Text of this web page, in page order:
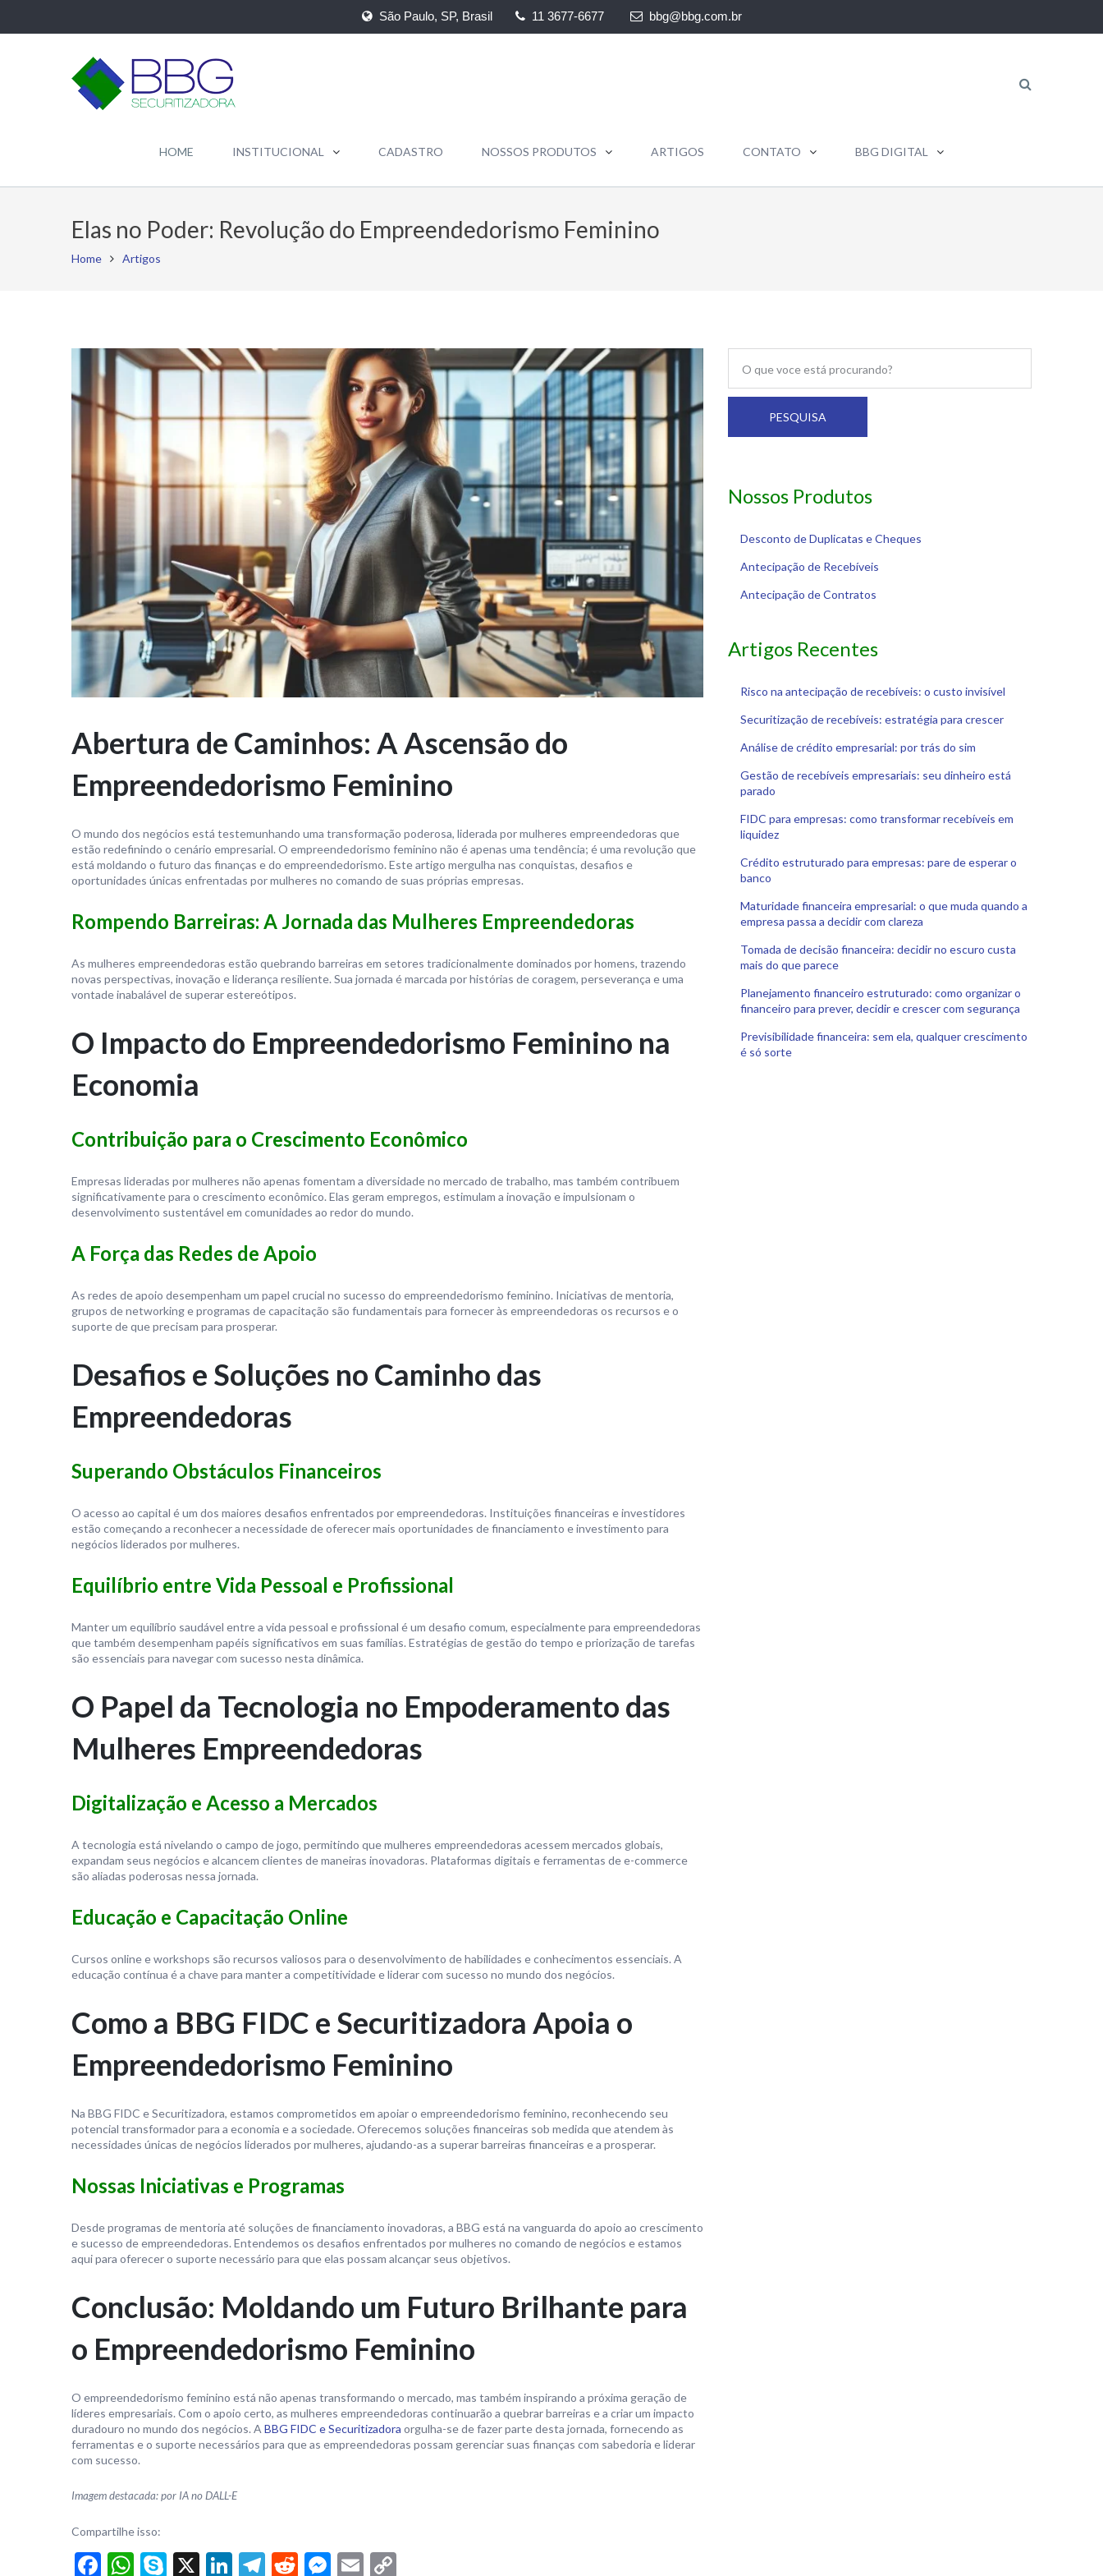
São Paulo, SP, Brasil 11 3677-6677 bbg@bbg.com.br
HOME INSTITUCIONAL CADASTRO NOSSOS PRODUTOS ARTIGOS CONTATO BBG DIGITAL
Elas no Poder: Revolução do Empreendedorismo Feminino
Home Artigos
Abertura de Caminhos: A Ascensão do
Empreendedorismo Feminino
O mundo dos negócios está testemunhando uma transformação poderosa, liderada por mulheres empreendedoras que
estão redefinindo o cenário empresarial. O empreendedorismo feminino não é apenas uma tendência; é uma revolução que
está moldando o futuro das finanças e do empreendedorismo. Este artigo mergulha nas conquistas, desafios e
oportunidades únicas enfrentadas por mulheres no comando de suas próprias empresas.
Rompendo Barreiras: A Jornada das Mulheres Empreendedoras
As mulheres empreendedoras estão quebrando barreiras em setores tradicionalmente dominados por homens, trazendo
novas perspectivas, inovação e liderança resiliente. Sua jornada é marcada por histórias de coragem, perseverança e uma
vontade inabalável de superar estereótipos.
O Impacto do Empreendedorismo Feminino na
Economia
Contribuição para o Crescimento Econômico
Empresas lideradas por mulheres não apenas fomentam a diversidade no mercado de trabalho, mas também contribuem
significativamente para o crescimento econômico. Elas geram empregos, estimulam a inovação e impulsionam o
desenvolvimento sustentável em comunidades ao redor do mundo.
A Força das Redes de Apoio
As redes de apoio desempenham um papel crucial no sucesso do empreendedorismo feminino. Iniciativas de mentoria,
grupos de networking e programas de capacitação são fundamentais para fornecer às empreendedoras os recursos e o
suporte de que precisam para prosperar.
Desafios e Soluções no Caminho das
Empreendedoras
Superando Obstáculos Financeiros
O acesso ao capital é um dos maiores desafios enfrentados por empreendedoras. Instituições financeiras e investidores
estão começando a reconhecer a necessidade de oferecer mais oportunidades de financiamento e investimento para
negócios liderados por mulheres.
Equilíbrio entre Vida Pessoal e Profissional
Manter um equilíbrio saudável entre a vida pessoal e profissional é um desafio comum, especialmente para empreendedoras
que também desempenham papéis significativos em suas famílias. Estratégias de gestão do tempo e priorização de tarefas
são essenciais para navegar com sucesso nesta dinâmica.
O Papel da Tecnologia no Empoderamento das
Mulheres Empreendedoras
Digitalização e Acesso a Mercados
A tecnologia está nivelando o campo de jogo, permitindo que mulheres empreendedoras acessem mercados globais,
expandam seus negócios e alcancem clientes de maneiras inovadoras. Plataformas digitais e ferramentas de e-commerce
são aliadas poderosas nessa jornada.
Educação e Capacitação Online
Cursos online e workshops são recursos valiosos para o desenvolvimento de habilidades e conhecimentos essenciais. A
educação contínua é a chave para manter a competitividade e liderar com sucesso no mundo dos negócios.
Como a BBG FIDC e Securitizadora Apoia o
Empreendedorismo Feminino
Na BBG FIDC e Securitizadora, estamos comprometidos em apoiar o empreendedorismo feminino, reconhecendo seu
potencial transformador para a economia e a sociedade. Oferecemos soluções financeiras sob medida que atendem às
necessidades únicas de negócios liderados por mulheres, ajudando-as a superar barreiras financeiras e a prosperar.
Nossas Iniciativas e Programas
Desde programas de mentoria até soluções de financiamento inovadoras, a BBG está na vanguarda do apoio ao crescimento
e sucesso de empreendedoras. Entendemos os desafios enfrentados por mulheres no comando de negócios e estamos
aqui para oferecer o suporte necessário para que elas possam alcançar seus objetivos.
Conclusão: Moldando um Futuro Brilhante para
o Empreendedorismo Feminino
O empreendedorismo feminino está não apenas transformando o mercado, mas também inspirando a próxima geração de
líderes empresariais. Com o apoio certo, as mulheres empreendedoras continuarão a quebrar barreiras e a criar um impacto
duradouro no mundo dos negócios. A BBG FIDC e Securitizadora orgulha-se de fazer parte desta jornada, fornecendo as
ferramentas e o suporte necessários para que as empreendedoras possam gerenciar suas finanças com sabedoria e liderar
com sucesso.
Imagem destacada: por IA no DALL-E
Compartilhe isso:
Facebook
WhatsApp
Skype
X LinkedIn
Telegram
RedditMessenger
Email
PESQUISA
Nossos Produtos
Desconto de Duplicatas e Cheques
Antecipação de Recebíveis
Antecipação de Contratos
Artigos Recentes
Risco na antecipação de recebíveis: o custo invisível
Securitização de recebíveis: estratégia para crescer
Análise de crédito empresarial: por trás do sim
Gestão de recebíveis empresariais: seu dinheiro está
parado
FIDC para empresas: como transformar recebíveis em
liquidez
Crédito estruturado para empresas: pare de esperar o
banco
Maturidade financeira empresarial: o que muda quando a
empresa passa a decidir com clareza
Tomada de decisão financeira: decidir no escuro custa
mais do que parece
Planejamento financeiro estruturado: como organizar o
financeiro para prever, decidir e crescer com segurança
Previsibilidade financeira: sem ela, qualquer crescimento
é só sorte